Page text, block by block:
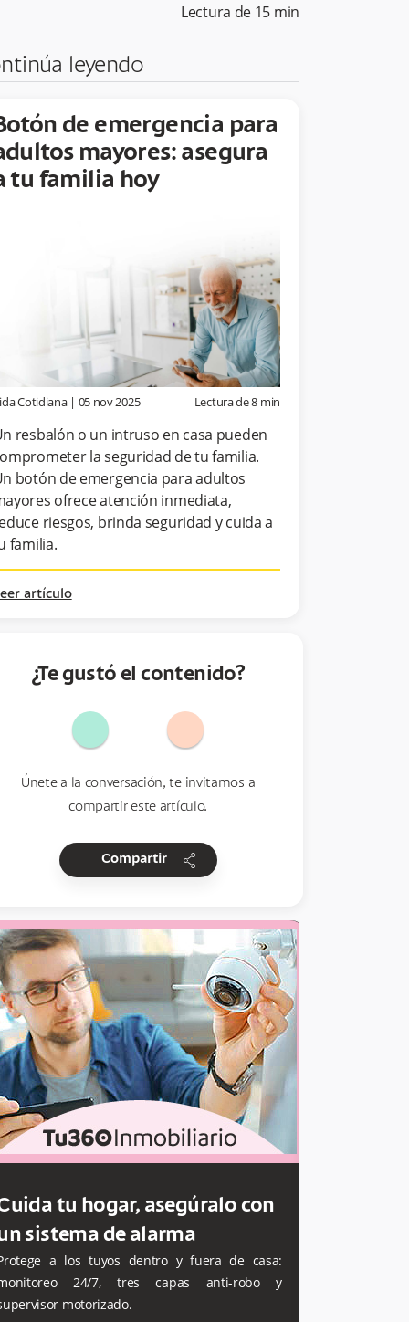
Lectura de 15 min
leyendo
de emergencia para
mayores: asegura
tu familia hoy
Cotidiana| 05 nov 2025 Lectura de8 min
resbalón o un intruso en casa pueden
la seguridad de tu familia.
botón de emergencia para adultos
ofrece atención inmediata,
riesgos, brinda seguridad y cuida a
familia.
artículo
¿Te gustó el contenido?
Únete a la conversación, te invitamos a
compartir este artículo.
Compartir share
tu hogar, asegúralo con
sistema de alarma
a los tuyos dentro y fuera de casa:
24/7, tres capas anti-robo y
motorizado.